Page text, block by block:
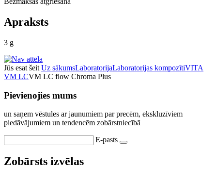
Apraksts
3 g
Jūs esat šeit Uz sākumsLaboratorijaLaboratorijas kompozītiVITA
VM LCVM LC flow Chroma Plus
Pievienojies mums
un saņem vēstules ar jaunumiem par precēm, ekskluzīviem
piedāvājumiem un tendencēm zobārstniecībā
E-pasts
Zobārsts izvēlas